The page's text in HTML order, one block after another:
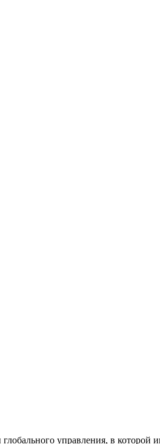
управления, в которой